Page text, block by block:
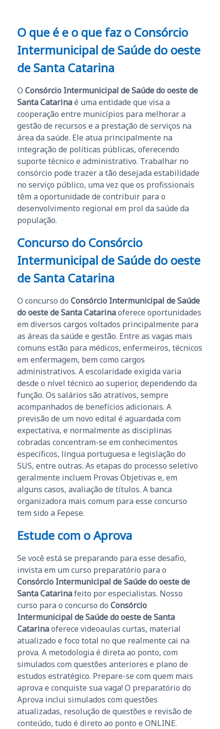
O que é e o que faz o Consórcio
Intermunicipal de Saúde do oeste
de Santa Catarina
O Consórcio Intermunicipal de Saúde do oeste de
Santa Catarinaé uma entidade que visa a
cooperação entre municípios para melhorar a
gestão de recursos e a prestação de serviços na
área da saúde. Ele atua principalmente na
integração de políticas públicas, oferecendo
suporte técnico e administrativo. Trabalhar no
consórcio pode trazer a tão desejada estabilidade
no serviço público, uma vez que os profissionais
têm a oportunidade de contribuir para o
desenvolvimento regional em prol da saúde da
população.
Concurso do Consórcio
Intermunicipal de Saúde do oeste
de Santa Catarina
O concurso do Consórcio Intermunicipal de Saúde
do oeste de Santa Catarinaoferece oportunidades
em diversos cargos voltados principalmente para
as áreas da saúde e gestão. Entre as vagas mais
comuns estão para médicos, enfermeiros, técnicos
em enfermagem, bem como cargos
administrativos. A escolaridade exigida varia
desde o nível técnico ao superior, dependendo da
função. Os salários são atrativos, sempre
acompanhados de benefícios adicionais. A
previsão de um novo edital é aguardada com
expectativa, e normalmente as disciplinas
cobradas concentram-se em conhecimentos
específicos, língua portuguesa e legislação do
SUS, entre outras. As etapas do processo seletivo
geralmente incluem Provas Objetivas e, em
alguns casos, avaliação de títulos. A banca
organizadora mais comum para esse concurso
tem sido a Fepese.
Estude com o Aprova
Se você está se preparando para esse desafio,
invista em um curso preparatório para o
Consórcio Intermunicipal de Saúde do oeste de
Santa Catarinafeito por especialistas. Nosso
curso para o concurso do Consórcio
Intermunicipal de Saúde do oeste de Santa
Catarinaoferece videoaulas curtas, material
atualizado e foco total no que realmente cai na
prova. A metodologia é direta ao ponto, com
simulados com questões anteriores e plano de
estudos estratégico. Prepare-se com quem mais
aprova e conquiste sua vaga! O preparatório do
Aprova inclui simulados com questões
atualizadas, resolução de questões e revisão de
conteúdo, tudo é direto ao ponto e ONLINE.